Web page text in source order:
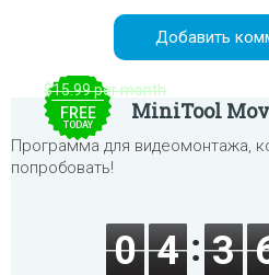
$15.99 per month
FREE
TODAY
MiniTool
Программа для видеомонтажа,
попробовать!
0 4 3